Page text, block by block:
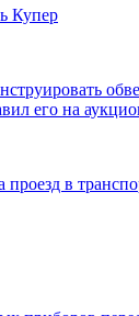
Купер
его на
в